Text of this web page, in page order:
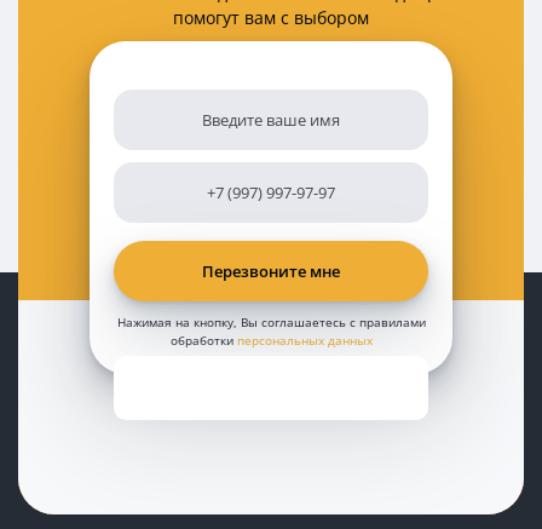
помогут вам с выбором
Нажимая на кнопку, Вы соглашаетесь с правилами
обработки персональных данных